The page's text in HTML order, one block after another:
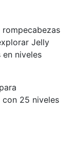
Jelly
en niveles
25 niveles